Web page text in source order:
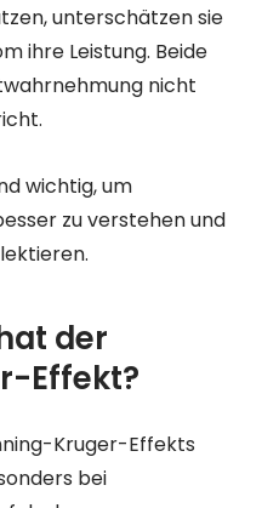
unterschätzen sie
ihre Leistung. Beide
nicht
wichtig, um
zu verstehen und
der
Effekt?
Kruger-Effekts
bei